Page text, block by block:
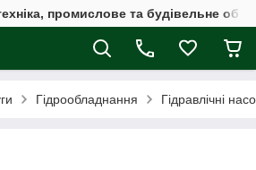
промислове та будівельне
Гідрообладнання Гідравлічні